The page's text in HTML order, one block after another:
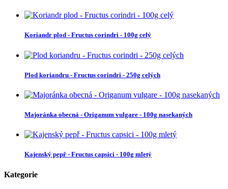
Koriandr plod - Fructus corindri - 100g celý
Plod koriandru - Fructus corindri - 250g celých
Majoránka obecná - Origanum vulgare - 100g nasekaných
Kajenský pepř - Fructus capsici - 100g mletý
Kategorie